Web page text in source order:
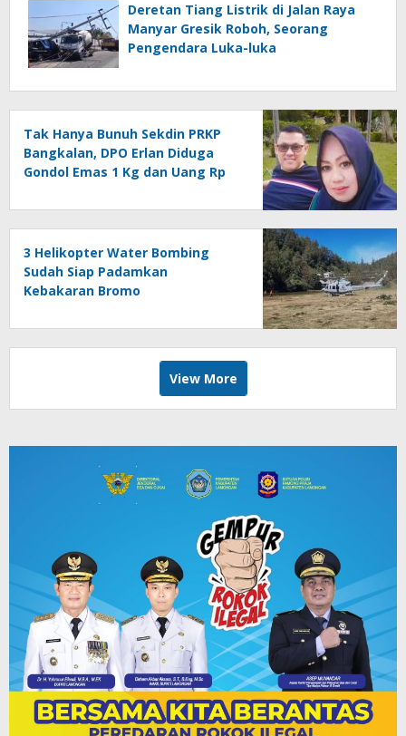
Deretan Tiang Listrik di Jalan Raya
Manyar Gresik Roboh, Seorang
Pengendara Luka-luka
Tak Hanya Bunuh Sekdin PRKP
Bangkalan, DPO Erlan Diduga
Gondol Emas 1 Kg dan Uang Rp
3 Helikopter Water Bombing
Sudah Siap Padamkan
Kebakaran Bromo
View More